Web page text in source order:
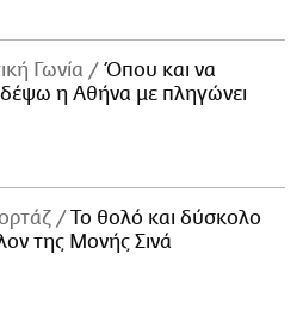
Γωνία
Όπου και να
η Αθήνα με πληγώνει
Το θολό και δύσκολο
της Μονής Σινά